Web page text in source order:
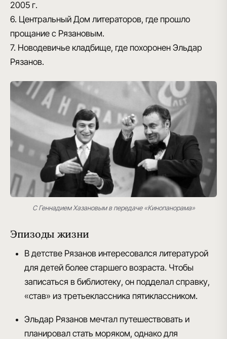
2005 г.
6. Центральный Дом литераторов, где прошло
прощание с Рязановым.
7. Новодевичье кладбище, где похоронен Эльдар
Рязанов.
С Геннадием Хазановым в передаче «Кинопанорама»
Эпизоды жизни
В детстве Рязанов интересовался литературой
для детей более старшего возраста. Чтобы
записаться в библиотеку, он подделал справку,
«став» из третьеклассника пятиклассником.
Эльдар Рязанов мечтал путешествовать и
планировал стать моряком, однако для